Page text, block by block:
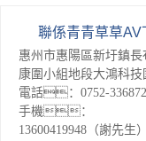
聯係青青草草AV
惠州市惠陽區新圩鎮長
康圍小組地段大鴻科技
電話：0752-
手機：
13600419948（謝先生）